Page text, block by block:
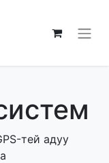
тей адуу